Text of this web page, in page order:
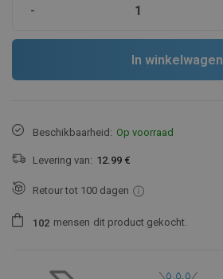
-
In winkelwagen
Beschikbaarheid: Op voorraad
Levering van: 12.99 €
Retour tot 100 dagen
1 02 mensen dit product gekocht.